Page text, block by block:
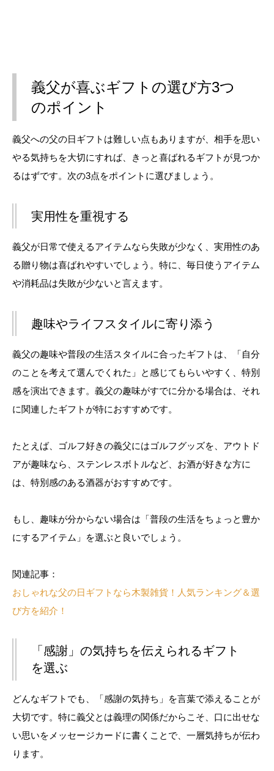
義父が喜ぶギフトの選び方3つ
のポイント
義父への父の日ギフトは難しい点もありますが、相手を思い
やる気持ちを大切にすれば、きっと喜ばれるギフトが見つか
るはずです。次の3点をポイントに選びましょう。
実用性を重視する
義父が日常で使えるアイテムなら失敗が少なく、実用性のあ
る贈り物は喜ばれやすいでしょう。特に、毎日使うアイテム
や消耗品は失敗が少ないと言えます。
趣味やライフスタイルに寄り添う
義父の趣味や普段の生活スタイルに合ったギフトは、「自分
のことを考えて選んでくれた」と感じてもらいやすく、特別
感を演出できます。義父の趣味がすでに分かる場合は、それ
に関連したギフトが特におすすめです。
たとえば、ゴルフ好きの義父にはゴルフグッズを、アウトド
アが趣味なら、ステンレスボトルなど、お酒が好きな方に
は、特別感のある酒器がおすすめです。
もし、趣味が分からない場合は「普段の生活をちょっと豊か
にするアイテム」を選ぶと良いでしょう。
関連記事：
おしゃれな父の日ギフトなら木製雑貨！人気ランキング＆選
び方を紹介！
「感謝」の気持ちを伝えられるギフト
を選ぶ
どんなギフトでも、「感謝の気持ち」を言葉で添えることが
大切です。特に義父とは義理の関係だからこそ、口に出せな
い思いをメッセージカードに書くことで、一層気持ちが伝わ
ります。